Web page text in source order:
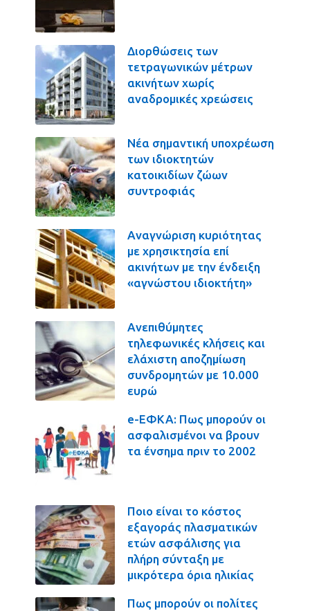
Διορθώσεις των
τετραγωνικών μέτρων
ακινήτων χωρίς
αναδρομικές χρεώσεις
Νέα σημαντική υποχρέωση
των ιδιοκτητών
κατοικιδίων ζώων
συντροφιάς
Αναγνώριση κυριότητας
με χρησικτησία επί
ακινήτων με την ένδειξη
«αγνώστου ιδιοκτήτη»
Ανεπιθύμητες
τηλεφωνικές κλήσεις και
ελάχιστη αποζημίωση
συνδρομητών με 10.000
ευρώ
e-ΕΦΚΑ: Πως μπορούν οι
ασφαλισμένοι να βρουν
τα ένσημα πριν το 2002
Ποιο είναι το κόστος
εξαγοράς πλασματικών
ετών ασφάλισης για
πλήρη σύνταξη με
μικρότερα όρια ηλικίας
Πως μπορούν οι πολίτες